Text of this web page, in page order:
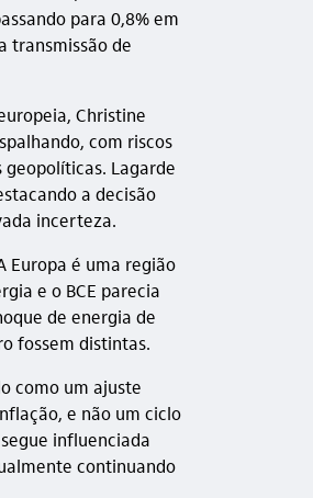
para 0,8% em
transmissão de
Christine
com riscos
Lagarde
a decisão
incerteza.
Europa é uma região
e o BCE parecia
de energia de
fossem distintas.
como um ajuste
e não um ciclo
influenciada
continuando